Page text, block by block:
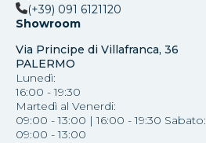
(+39) 091 6121120
Showroom
Via Principe di Villafranca, 36
PALERMO
Lunedì:
16:00 - 19:30
Martedì al Venerdi:
09:00 - 13:00 | 16:00 - 19:30 Sabato:
09:00 - 13:00